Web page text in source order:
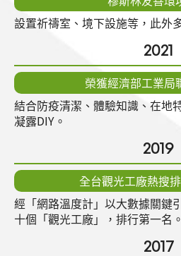
設置祈禱室、境下設施等，此外
2021
榮獲經濟部工業局
結合防疫清潔、體驗知識、在地
凝露DIY。
2019
全台觀光工廠熱搜
經「網路溫度計」以大數據關鍵
十個「觀光工廠」，排行第一名。
2017